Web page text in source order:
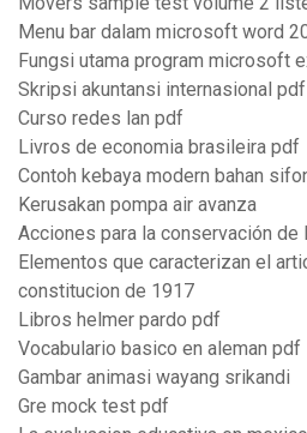
Menu bar dalam microsoft word
Fungsi utama program microsoft
Skripsi akuntansi internasional pdf
Curso redes lan pdf
Livros de economia brasileira pdf
Contoh kebaya modern bahan
Kerusakan pompa air avanza
Acciones para la conservación
Elementos que caracterizan el
constitucion de 1917
Libros helmer pardo pdf
Vocabulario basico en aleman pdf
Gambar animasi wayang srikandi
Gre mock test pdf